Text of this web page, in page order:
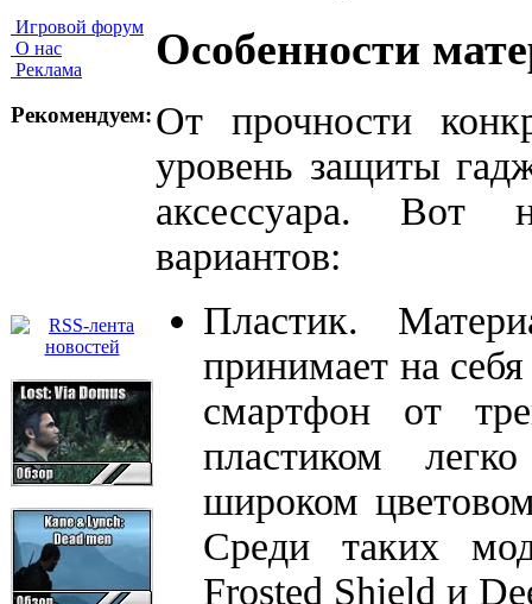
Игровой форум
О нас
Реклама
Рекомендуем:
Особенности
От прочности
уровень защиты
аксессуара. Вот
вариантов:
Пластик.
принимает на
смартфон от
пластиком
широком
Среди таких
Frosted Shield и